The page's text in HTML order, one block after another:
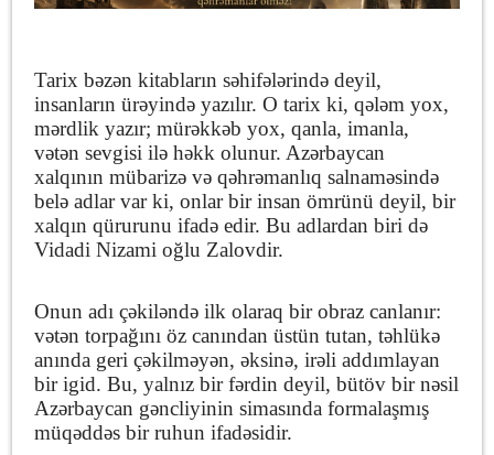
Tarix bəzən kitabların səhifələrində deyil,
insanların ürəyində yazılır. O tarix ki, qələm yox,
mərdlik yazır; mürəkkəb yox, qanla, imanla,
vətən sevgisi ilə həkk olunur. Azərbaycan
xalqının mübarizə və qəhrəmanlıq salnaməsində
belə adlar var ki, onlar bir insan ömrünü deyil, bir
xalqın qürurunu ifadə edir. Bu adlardan biri də
Vidadi Nizami oğlu Zalovdir.
Onun adı çəkiləndə ilk olaraq bir obraz canlanır:
vətən torpağını öz canından üstün tutan, təhlükə
anında geri çəkilməyən, əksinə, irəli addımlayan
bir igid. Bu, yalnız bir fərdin deyil, bütöv bir nəsil
Azərbaycan gəncliyinin simasında formalaşmış
müqəddəs bir ruhun ifadəsidir.